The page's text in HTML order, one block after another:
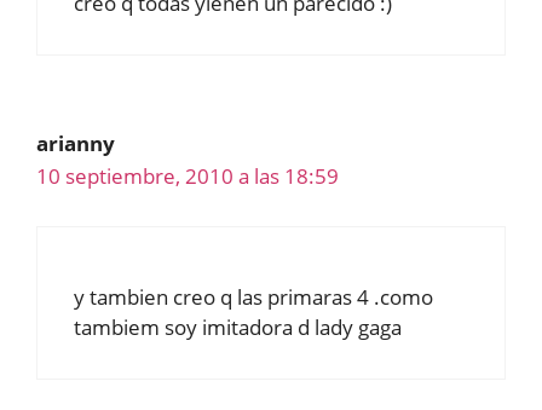
arianny
10 septiembre, 2010 a las 18:59
y tambien creo q las primaras 4 .como
tambiem soy imitadora d lady gaga